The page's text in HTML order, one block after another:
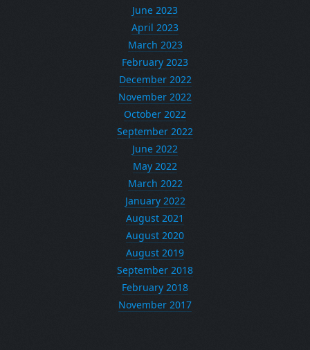
June 2023
April 2023
March 2023
February 2023
December 2022
November 2022
October 2022
September 2022
June 2022
May 2022
March 2022
January 2022
August 2021
August 2020
August 2019
September 2018
February 2018
November 2017